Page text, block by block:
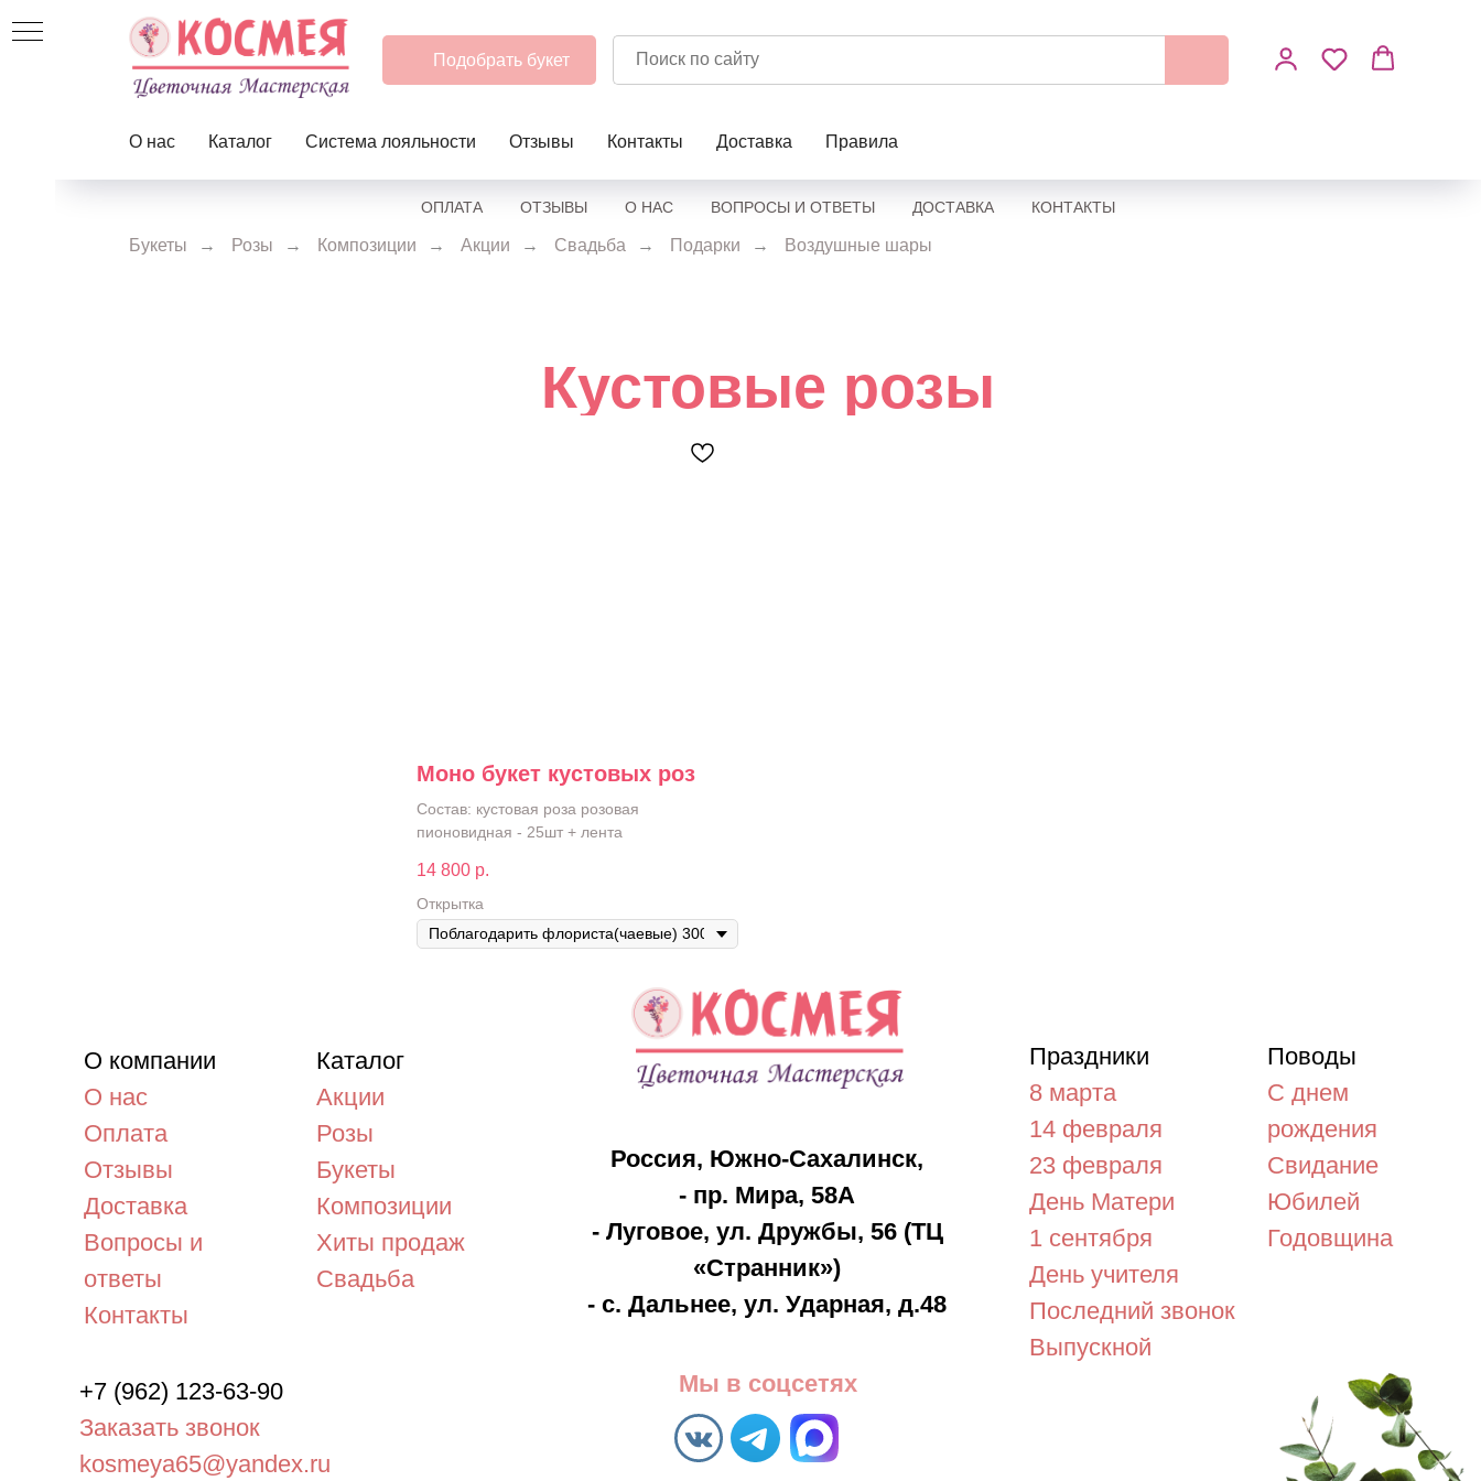
Подобрать букет
О нас Каталог Система лояльности Отзывы Контакты Доставка Правила
ОПЛАТА ОТЗЫВЫ О НАС ВОПРОСЫ И ОТВЕТЫ ДОСТАВКА КОНТАКТЫ
Букеты → Розы → Композиции → Акции → Свадьба → Подарки → Воздушные шары
Кустовые розы
Моно букет кустовых роз
Состав: кустовая роза розовая
пионовидная - 25шт + лента
14 800 р.
Открытка
Россия, Южно-Сахалинск,
«Странник»)
- с. Дальнее, ул. Ударная, д.48
+7 (962) 123-63-90
Заказать звонок
©2015 - 2026, «Космея» - интернет-магазин доставки цветов в Южно-Сахалинске.
Мы в соцсетях
Оплата
Отзывы
Доставка
ответы
Контакты
Розы
Букеты
Композиции
Свадьба
14 февраля
23 февраля
День Матери
День учителя
Последний звонок
Выпускной
рождения
Свидание
Годовщина